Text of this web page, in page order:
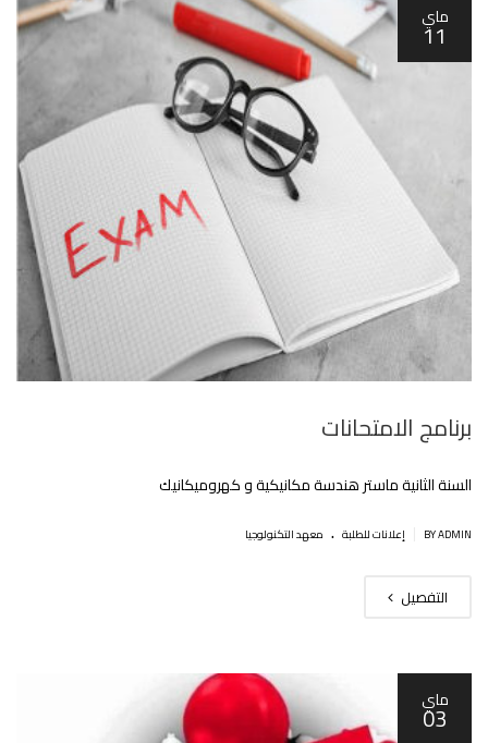
ماي
11
برنامج الامتحانات
السنة الثانية ماستر هندسة مكانيكية و كهروميكانيك
BY ADMIN إعلانات للطلبة . معهد التكنولوجيا
التفصيل
ماي
03